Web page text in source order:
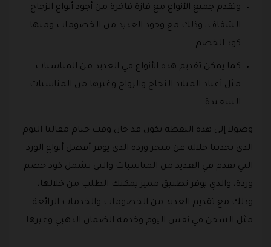
وتقدم جميع الأنواع مع فازة فاخرة من أجود أنواع الزجاج
الشفاف، وذلك مع وجود العديد من الخصومات ومنها
كود الخصم .
كما يمكن تقديم هذه الأنواع في العديد من المناسبات
مثل أعياد الميلاد النجاح والزواج وغيرها من المناسبات
السعيدة.
وصولا إلى هذه النقطة يكون قد حان وقت ختام مقالنا اليوم
الذي تحدثنا خلاله عن متجر وردة الذي يوفر أفضل أنواع الورد
التي تقدم في العديد من المناسبات والتي تشمل كود خصم
وردة، والذي يوفر تطبيق مميز يمكنك الطلب من خلالها،
وذلك مع تقديم العديد من الخصومات والخدمات الرائعة
مثل الشحن في نفس اليوم وخدمة الضمان الذهبي وغيرها.